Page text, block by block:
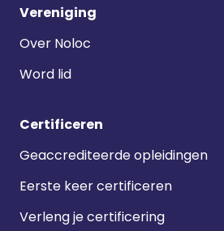
Vereniging
Over Noloc
Word lid
Certificeren
Geaccrediteerde opleidingen
Eerste keer certificeren
Verleng je certificering